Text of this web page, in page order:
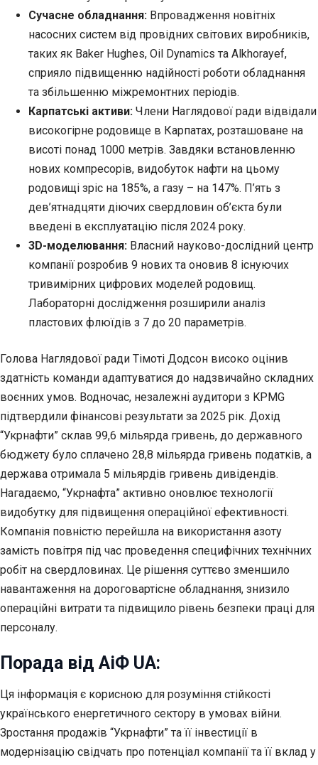
Сучасне обладнання: Впровадження новітніх
насосних систем від провідних світових виробників,
таких як Baker Hughes, Oil Dynamics та Alkhorayef,
сприяло підвищенню надійності роботи обладнання
та збільшенню міжремонтних періодів.
Карпатські активи: Члени Наглядової ради відвідали
високогірне родовище в Карпатах, розташоване на
висоті понад 1000 метрів. Завдяки встановленню
нових компресорів, видобуток нафти на цьому
родовищі зріс на 185%, а газу – на 147%. П’ять з
дев’ятнадцяти діючих свердловин об’єкта були
введені в експлуатацію після 2024 року.
3D-моделювання: Власний науково-дослідний центр
компанії розробив 9 нових та оновив 8 існуючих
тривимірних цифрових моделей родовищ.
Лабораторні дослідження розширили аналіз
пластових флюїдів з 7 до 20 параметрів.
Голова Наглядової ради Тімоті Додсон високо оцінив
здатність команди адаптуватися до надзвичайно складних
воєнних умов. Водночас, незалежні аудитори з KPMG
підтвердили фінансові результати за 2025 рік. Дохід
“Укрнафти” склав 99,6 мільярда гривень, до державного
бюджету було сплачено 28,8 мільярда гривень податків, а
держава отримала 5 мільярдів гривень дивідендів.
Нагадаємо, “Укрнафта” активно оновлює технології
видобутку для підвищення операційної ефективності.
Компанія повністю перейшла на використання азоту
замість повітря під час проведення специфічних технічних
робіт на свердловинах. Це рішення суттєво зменшило
навантаження на дороговартісне обладнання, знизило
операційні витрати та підвищило рівень безпеки праці для
персоналу.
Порада від АіФ UA:
Ця інформація є корисною для розуміння стійкості
українського енергетичного сектору в умовах війни.
Зростання продажів “Укрнафти” та її інвестиції в
модернізацію свідчать про потенціал компанії та її вклад у